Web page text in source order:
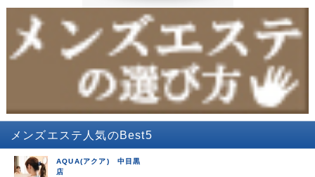
メンズエステ 人気のBest5
AQUA(アクア) 中目黒
店